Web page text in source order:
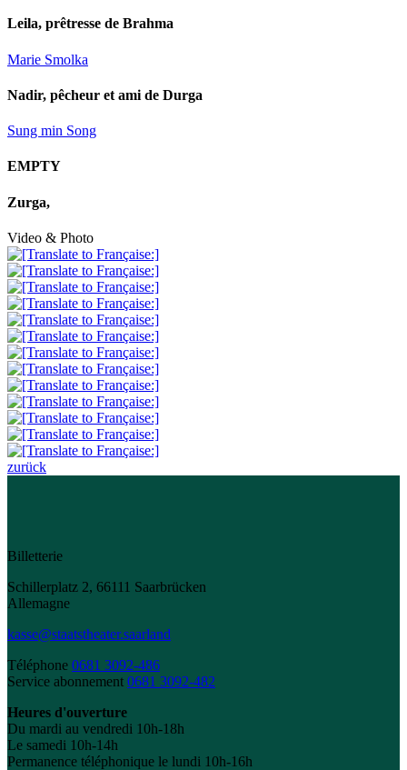
Leila, prêtresse de Brahma
Marie Smolka
Nadir, pêcheur et ami de Durga
Sung min Song
EMPTY
Zurga,
Video & Photo
zurück
Billetterie
Schillerplatz 2, 66111 Saarbrücken
Allemagne
kasse@staatstheater.saarland
Téléphone 0681 3092-486
Service abonnement 0681 3092-482
Heures d'ouverture
Du mardi au vendredi 10h-18h
Le samedi 10h-14h
Permanence téléphonique le lundi 10h-16h